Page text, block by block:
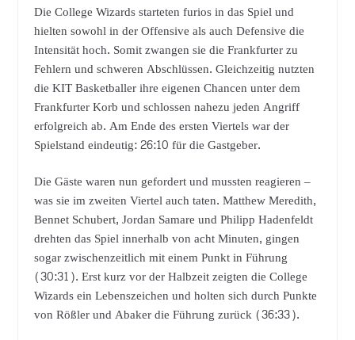
Die College Wizards starteten furios in das Spiel und
hielten sowohl in der Offensive als auch Defensive die
Intensität hoch. Somit zwangen sie die Frankfurter zu
Fehlern und schweren Abschlüssen. Gleichzeitig nutzten
die KIT Basketballer ihre eigenen Chancen unter dem
Frankfurter Korb und schlossen nahezu jeden Angriff
erfolgreich ab. Am Ende des ersten Viertels war der
Spielstand eindeutig: 26:10 für die Gastgeber.
Die Gäste waren nun gefordert und mussten reagieren –
was sie im zweiten Viertel auch taten. Matthew Meredith,
Bennet Schubert, Jordan Samare und Philipp Hadenfeldt
drehten das Spiel innerhalb von acht Minuten, gingen
sogar zwischenzeitlich mit einem Punkt in Führung
(30:31). Erst kurz vor der Halbzeit zeigten die College
Wizards ein Lebenszeichen und holten sich durch Punkte
von Rößler und Abaker die Führung zurück (36:33).